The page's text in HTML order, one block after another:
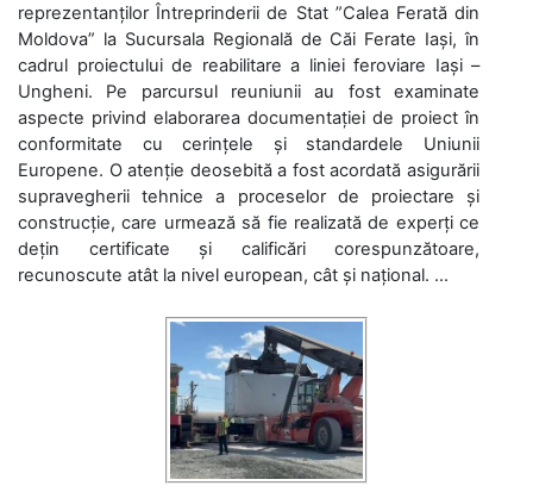
reprezentanților Întreprinderii de Stat ”Calea Ferată din
Moldova” la Sucursala Regională de Căi Ferate Iași, în
cadrul proiectului de reabilitare a liniei feroviare Iași –
Ungheni. Pe parcursul reuniunii au fost examinate
aspecte privind elaborarea documentației de proiect în
conformitate cu cerințele și standardele Uniunii
Europene. O atenție deosebită a fost acordată asigurării
supravegherii tehnice a proceselor de proiectare și
construcție, care urmează să fie realizată de experți ce
dețin certificate și calificări corespunzătoare,
recunoscute atât la nivel european, cât și național. ...